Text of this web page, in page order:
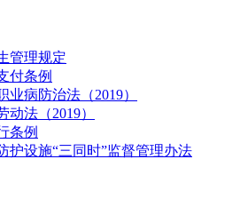
管理规定
付条例
病防治法（2019）
法（2019）
条例
护设施“三同时”监督管理办法